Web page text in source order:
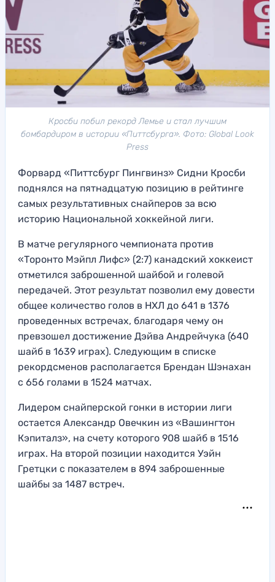
Кросби побил рекорд Лемье и стал лучшим
бомбардиром в истории «Питтсбурга». Фото: Global Look
Press
Форвард «Питтсбург Пингвинз» Сидни Кросби
поднялся на пятнадцатую позицию в рейтинге
самых результативных снайперов за всю
историю Национальной хоккейной лиги.
В матче регулярного чемпионата против
«Торонто Мэйпл Лифс» (2:7) канадский хоккеист
отметился заброшенной шайбой и голевой
передачей. Этот результат позволил ему довести
общее количество голов в НХЛ до 641 в 1376
проведенных встречах, благодаря чему он
превзошел достижение Дэйва Андрейчука (640
шайб в 1639 играх). Следующим в списке
рекордсменов располагается Брендан Шэнахан
с 656 голами в 1524 матчах.
Лидером снайперской гонки в истории лиги
остается Александр Овечкин из «Вашингтон
Кэпиталз», на счету которого 908 шайб в 1516
играх. На второй позиции находится Уэйн
Гретцки с показателем в 894 заброшенные
шайбы за 1487 встреч.